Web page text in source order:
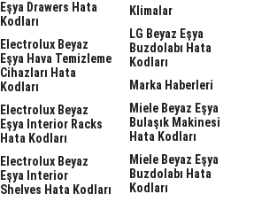
Eşya Drawers Hata
Kodları
Electrolux Beyaz
Eşya Hava Temizleme
Cihazları Hata
Kodları
Electrolux Beyaz
Eşya Interior Racks
Hata Kodları
Electrolux Beyaz
Eşya Interior
Shelves Hata Kodları
Klimalar
LG Beyaz Eşya
Buzdolabı Hata
Kodları
Marka Haberleri
Miele Beyaz Eşya
Bulaşık Makinesi
Hata Kodları
Miele Beyaz Eşya
Buzdolabı Hata
Kodları